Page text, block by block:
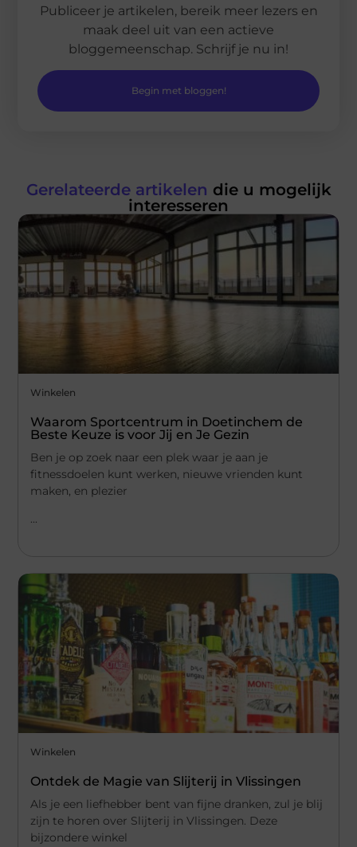
Publiceer je artikelen, bereik meer lezers en
maak deel uit van een actieve
bloggemeenschap. Schrijf je nu in!
Begin met bloggen!
Gerelateerde artikelen die u mogelijk
interesseren
Winkelen
Waarom Sportcentrum in Doetinchem de
Beste Keuze is voor Jij en Je Gezin
Ben je op zoek naar een plek waar je aan je
fitnessdoelen kunt werken, nieuwe vrienden kunt
maken, en plezier
...
Winkelen
Ontdek de Magie van Slijterij in Vlissingen
Als je een liefhebber bent van fijne dranken, zul je blij
zijn te horen over Slijterij in Vlissingen. Deze
bijzondere winkel